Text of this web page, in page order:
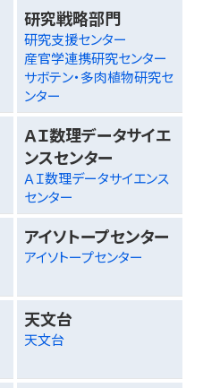
研究戦略部門
研究支援センター
産官学連携研究センター
サボテン・多肉植物研究セ
ンター
ＡＩ数理データサイエ
ンスセンター
ＡＩ数理データサイエンス
センター
アイソトープセンター
アイソトープセンター
天文台
天文台